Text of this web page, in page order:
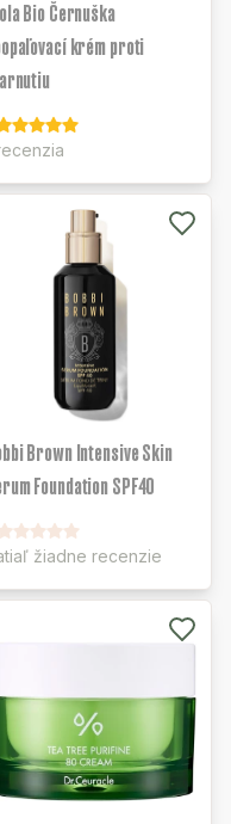
Bio Černuška
krém proti
Brown Intensive Skin
Foundation SPF40
žiadne recenzie